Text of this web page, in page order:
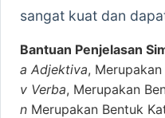
sangat kuat dan
Bantuan Penjelasan
a Adjektiva,
v Verba, Merupakan
n Merupakan Bentuk